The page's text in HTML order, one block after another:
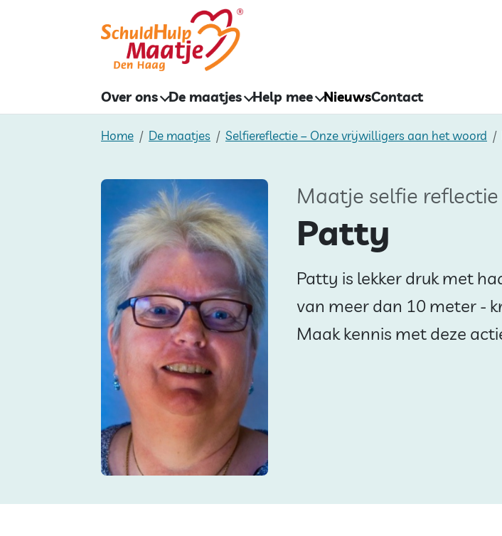
Over ons De maatjes Help mee NieuwsContact
Home De maatjes Selfiereflectie – Onze vrijwilligers aan het woord
Maatje selfie reflectie
Patty
Patty is lekker druk met
van meer dan 10 meter -
Maak kennis met deze